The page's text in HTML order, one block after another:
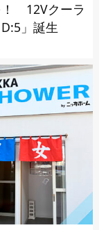
！ 12Vクーラ
」誕生